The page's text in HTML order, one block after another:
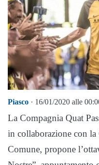
Piasco · 16/01/2020 alle
La Compagnia Quat
in collaborazione con
Comune, propone